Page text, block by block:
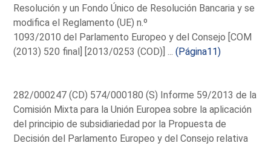
Resolución y un Fondo Único de Resolución Bancaria y se
modifica el Reglamento (UE) n.º
1093/2010 del Parlamento Europeo y del Consejo [COM
(2013) 520 final] [2013/0253 (COD)] ...(Página11)
282/000247 (CD) 574/000180 (S) Informe 59/2013 de la
Comisión Mixta para la Unión Europea sobre la aplicación
del principio de subsidiariedad por la Propuesta de
Decisión del Parlamento Europeo y del Consejo relativa